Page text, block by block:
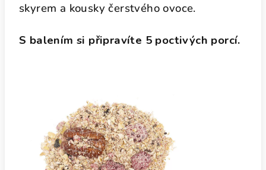
skyrem a kousky čerstvého ovoce.
S balením si připravíte 5 poctivých porcí.